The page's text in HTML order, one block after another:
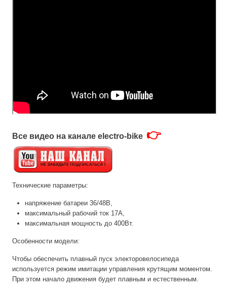
Все видео на канале electro-bike 👉
Технические параметры:
напряжение батареи 36/48В,
максимальный рабочий ток 17А,
максимальная мощность до 400Вт.
Особенности модели:
Чтобы обеспечить плавный пуск электоровелосипеда
используется режим имитации управления крутящим моментом.
При этом начало движения будет плавным и естественным.